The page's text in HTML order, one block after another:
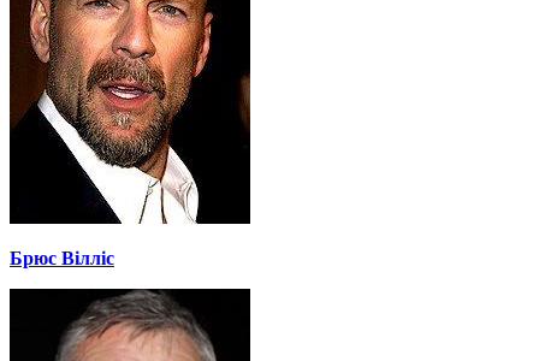
Брюс Вілліс